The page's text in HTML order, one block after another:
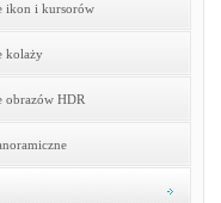
ikon i kursorów
kolaży
obrazów HDR